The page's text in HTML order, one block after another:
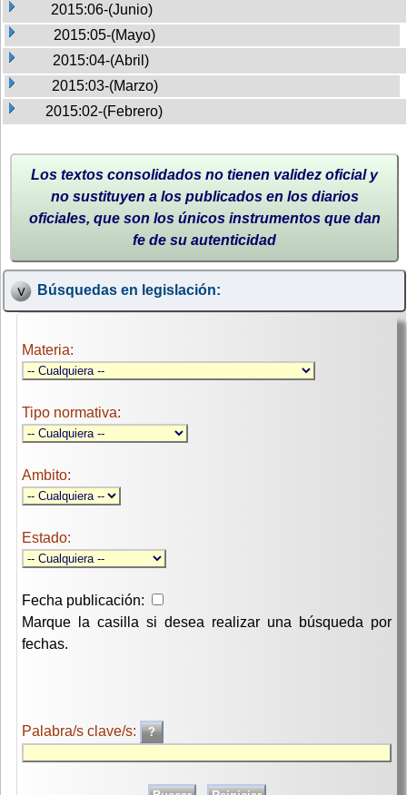
2015:06-(Junio)
2015:05-(Mayo)
2015:04-(Abril)
2015:03-(Marzo)
2015:02-(Febrero)
Los textos consolidados no tienen validez oficial y
no sustituyen a los publicados en los diarios
oficiales, que son los únicos instrumentos que dan
fe de su autenticidad
Búsquedas en legislación:
Materia:
Tipo normativa:
Ambito:
Estado:
Fecha publicación:
Marque la casilla si desea realizar una búsqueda por
fechas.
Palabra/s clave/s: